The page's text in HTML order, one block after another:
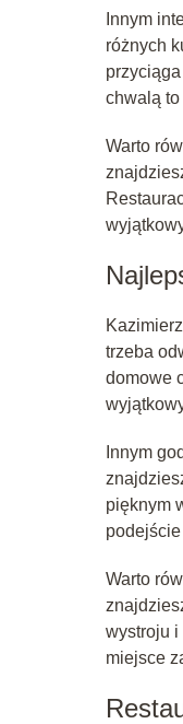
Innym
różnych
chwalą
Warto
trzeba
domowe
Innym
pięknym
Warto
wystroju i
miejsce